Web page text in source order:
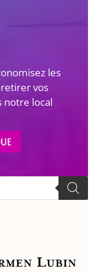
les
vos
notre local